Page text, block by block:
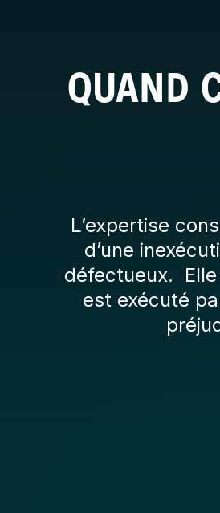
QUAND
L’expertise
d’une
défectueux. Elle
est exécuté